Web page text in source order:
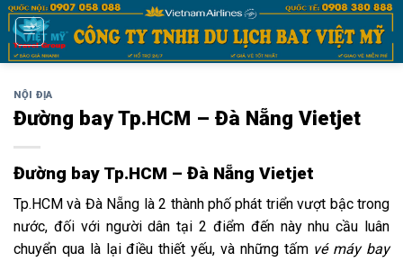
Bỏ
qua
nội
NỘI ĐỊA
Đường bay Tp.HCM – Đà Nẵng Vietjet
Đường bay Tp.HCM – Đà Nẵng Vietjet
Tp.HCM và Đà Nẵng là 2 thành phố phát triển vượt bậc trong
nước, đối với người dân tại 2 điểm đến này nhu cầu luân
chuyển qua là lại điều thiết yếu, và những tấm vé máy bay